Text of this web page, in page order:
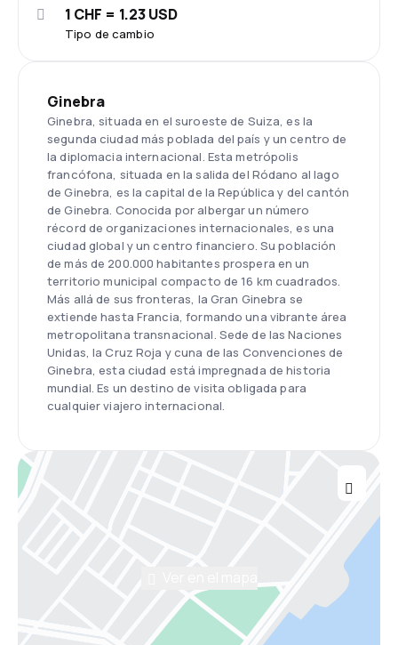
Tipo de cambio
1 CHF = 1.23 USD
Ginebra
Ginebra, situada en el suroeste de Suiza, es la
segunda ciudad más poblada del país y un centro de
la diplomacia internacional. Esta metrópolis
francófona, situada en la salida del Ródano al lago
de Ginebra, es la capital de la República y del cantón
de Ginebra. Conocida por albergar un número
récord de organizaciones internacionales, es una
ciudad global y un centro financiero. Su población
de más de 200.000 habitantes prospera en un
territorio municipal compacto de 16 km cuadrados.
Más allá de sus fronteras, la Gran Ginebra se
extiende hasta Francia, formando una vibrante área
metropolitana transnacional. Sede de las Naciones
Unidas, la Cruz Roja y cuna de las Convenciones de
Ginebra, esta ciudad está impregnada de historia
mundial. Es un destino de visita obligada para
cualquier viajero internacional.